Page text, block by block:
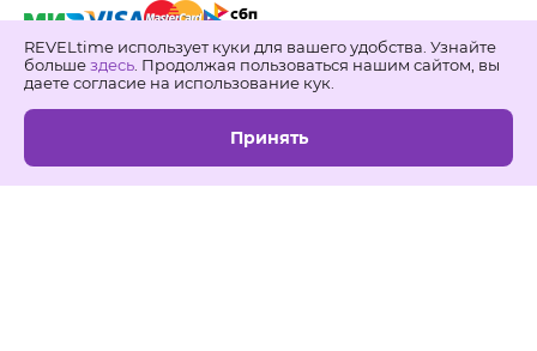
Свяжитесь с нами
ОГРН 1117746993330, Адрес: 115191 , Москва, ул.
Большая Тульская, д.50. Тел.+7 (495) 978-16-42
(800) 511-93-43
REVELtime использует куки для вашего удобства. Узнайте
большездесь . Продолжая пользоваться нашим сайтом, вы
даете согласие на использование кук.
Принять